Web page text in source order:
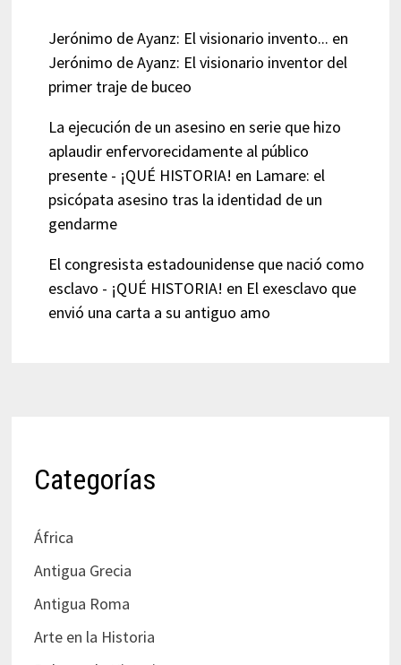
Jerónimo de Ayanz: El visionario invento... en
Jerónimo de Ayanz: El visionario inventor del
primer traje de buceo
La ejecución de un asesino en serie que hizo
aplaudir enfervorecidamente al público
presente - ¡QUÉ HISTORIA! en Lamare: el
psicópata asesino tras la identidad de un
gendarme
El congresista estadounidense que nació como
esclavo - ¡QUÉ HISTORIA! en El exesclavo que
envió una carta a su antiguo amo
Categorías
África
Antigua Grecia
Antigua Roma
Arte en la Historia